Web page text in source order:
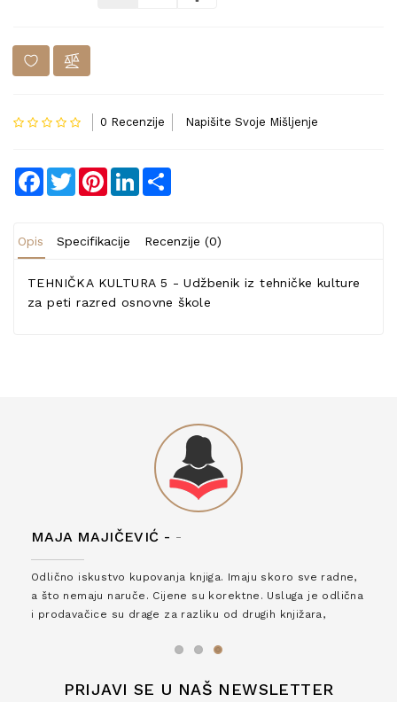
0 Recenzije Napišite Svoje Mišljenje
Facebook
TwitterPinterestLinkedIn
Opis Specifikacije Recenzije (0)
TEHNIČKA KULTURA 5 - Udžbenik iz tehničke kulture
za peti razred osnovne škole
MAJA MAJIČEVIĆ - -
Odlično iskustvo kupovanja knjiga. Imaju skoro sve radne,
a što nemaju naruče. Cijene su korektne. Usluga je odlična
i prodavačice su drage za razliku od drugih knjižara,
PRIJAVI SE U NAŠ NEWSLETTER